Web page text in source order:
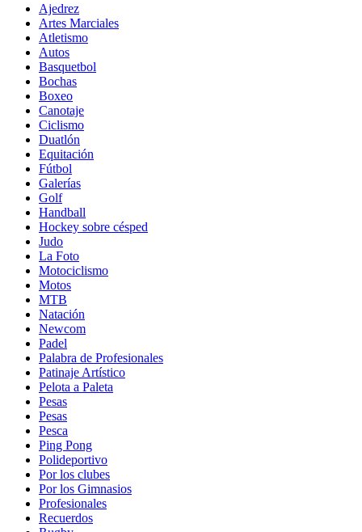
Ajedrez
Artes Marciales
Atletismo
Autos
Basquetbol
Bochas
Boxeo
Canotaje
Ciclismo
Duatlón
Equitación
Fútbol
Galerías
Golf
Handball
Hockey sobre césped
Judo
La Foto
Motociclismo
Motos
MTB
Natación
Newcom
Padel
Palabra de Profesionales
Patinaje Artístico
Pelota a Paleta
Pesas
Pesas
Pesca
Ping Pong
Polideportivo
Por los clubes
Por los Gimnasios
Profesionales
Recuerdos